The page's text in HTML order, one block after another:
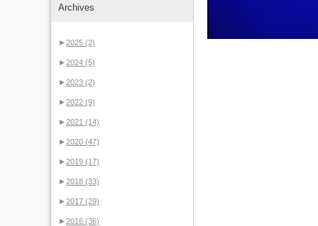
Archives
►2025 (2)
►2024 (5)
►2023 (2)
►2022 (9)
►2021 (14)
►2020 (47)
►2019 (17)
►2018 (33)
►2017 (29)
►2016 (36)